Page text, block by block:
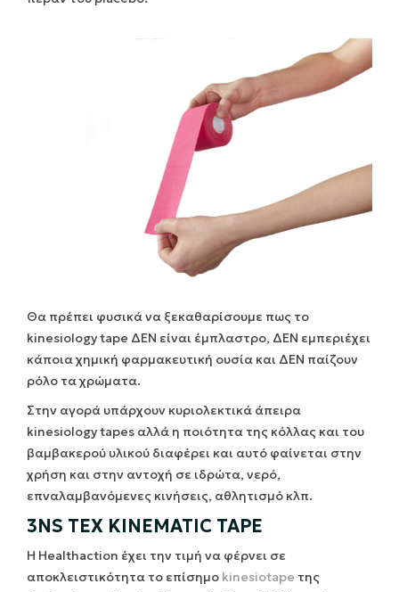
Θα πρέπει φυσικά να ξεκαθαρίσουμε πως το
kinesiology tape ΔΕΝ είναι έμπλαστρο, ΔΕΝ εμπεριέχει
κάποια χημική φαρμακευτική ουσία και ΔΕΝ παίζουν
ρόλο τα χρώματα.
Στην αγορά υπάρχουν κυριολεκτικά άπειρα
kinesiology tapes αλλά η ποιότητα της κόλλας και του
βαμβακερού υλικού διαφέρει και αυτό φαίνεται στην
χρήση και στην αντοχή σε ιδρώτα, νερό,
επναλαμβανόμενες κινήσεις, αθλητισμό κλπ.
3NS TEX KINEMATIC TAPE
Η Healthaction έχει την τιμή να φέρνει σε
αποκλειστικότητα το επίσημο kinesiotape της